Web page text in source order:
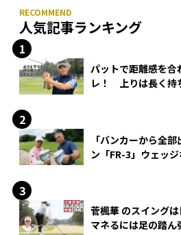
人気記事ランキング
パットで距離感を合
レ！ 上りは長く持
「バンカーから全
ン「FR-3」ウェッ
菅楓華 のスイング
マネるには足の踏ん